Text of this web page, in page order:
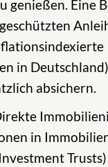
genießen. Eine
in
absichern.
in